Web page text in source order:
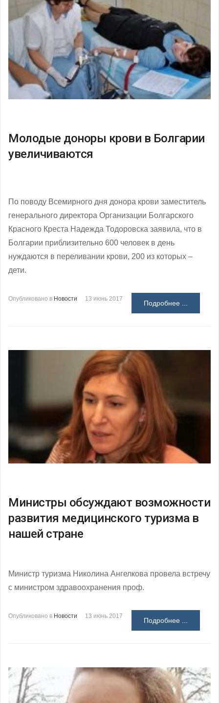
Молодые доноры крови в Болгарии
увеличиваются
По поводу Всемирного дня донора крови заместитель
генерального директора Организации Болгарского
Красного Креста Надежда Тодоровска заявила, что в
Болгарии приблизительно 600 человек в день
нуждаются в переливании крови, 200 из которых –
дети.
Опубликовано в Новости 13 июнь 2017
Подробнее ...
Министры обсуждают возможности
развития медицинского туризма в
нашей стране
Министр туризма Николина Ангелкова провела встречу
с министром здравоохранения проф.
Опубликовано в Новости 13 июнь 2017
Подробнее ...